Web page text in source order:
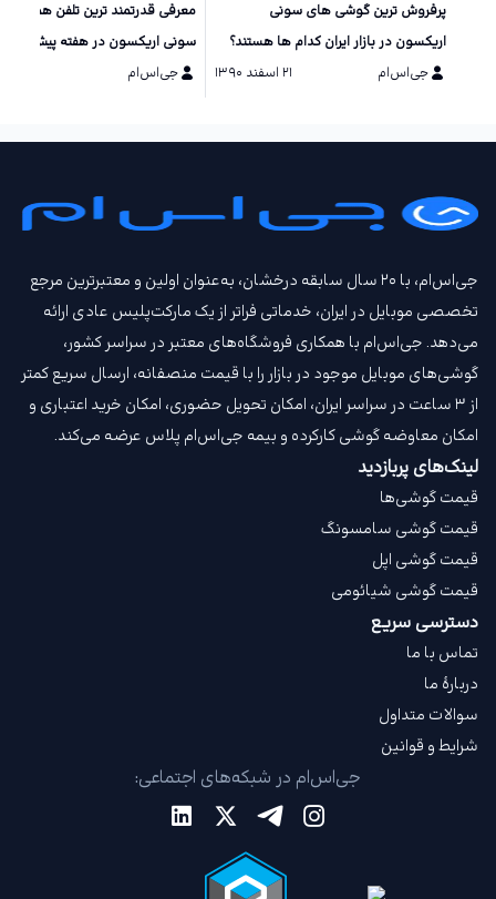
پرفروش ترین گوشی های سونی
اریکسون در بازار ایران کدام ها هستند؟
جی‌اس‌ام
۲۱ اسفند ۱۳۹۰
معرفی قدرتمند ترین تلفن همراه
سونی اریکسون در هفته پیش رو
جی‌اس‌ام
جی‌اس‌ام، با ۲۰ سال سابقه درخشان، به‌عنوان اولین و معتبرترین مرجع
تخصصی موبایل در ایران، خدماتی فراتر از یک مارکت‌پلیس عادی ارائه
می‌دهد. جی‌اس‌ام با همکاری فروشگاه‌های معتبر در سراسر کشور،
گوشی‌های موبایل موجود در بازار را با قیمت‌ منصفانه، ارسال سریع کمتر
از ۳ ساعت در سراسر ایران، امکان تحویل حضوری، امکان خرید اعتباری و
امکان معاوضه گوشی کارکرده و بیمه جی‌اس‌ام‌ پلاس عرضه می‌کند.
لینک‌های پربازدید
قیمت گوشی‌ها
قیمت گوشی سامسونگ
قیمت گوشی اپل
قیمت گوشی شیائومی
دسترسی سریع
تماس با ما
دربارهٔ ما
سوالات متداول
شرایط و قوانین
جی‌اس‌ام در شبکه‌های اجتماعی: